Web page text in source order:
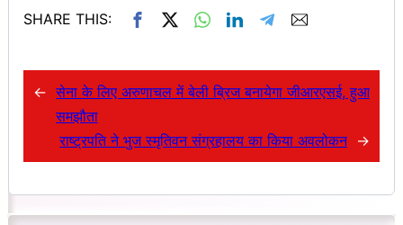
SHARE THIS:
← सेना के लिए अरुणाचल में बेली ब्रिज बनायेगा जीआरएसई, हुआ
समझौता
राष्ट्रपति ने भुज स्मृतिवन संग्रहालय का किया अवलोकन →